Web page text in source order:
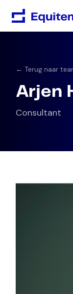
← Terug naar
Arjen
Consultant